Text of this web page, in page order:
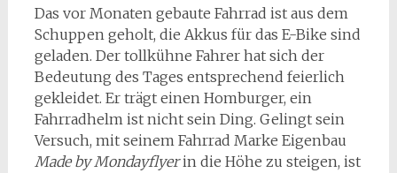
Das vor Monaten gebaute Fahrrad ist aus dem
Schuppen geholt, die Akkus für das E-Bike sind
geladen. Der tollkühne Fahrer hat sich der
Bedeutung des Tages entsprechend feierlich
gekleidet. Er trägt einen Homburger, ein
Fahrradhelm ist nicht sein Ding. Gelingt sein
Versuch, mit seinem Fahrrad Marke Eigenbau
Made by Mondayflyerin die Höhe zu steigen, ist